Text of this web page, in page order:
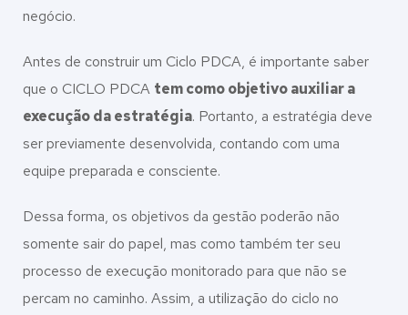
negócio.
Antes de construir um Ciclo PDCA, é importante saber
que o CICLO PDCA tem como objetivo auxiliar a
execução da estratégia. Portanto, a estratégia deve
ser previamente desenvolvida, contando com uma
equipe preparada e consciente.
Dessa forma, os objetivos da gestão poderão não
somente sair do papel, mas como também ter seu
processo de execução monitorado para que não se
percam no caminho. Assim, a utilização do ciclo no